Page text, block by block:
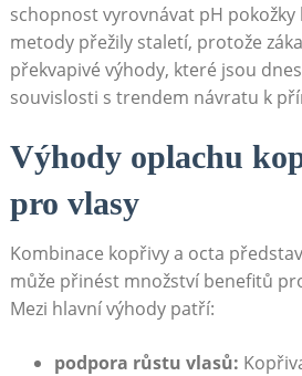
schopnost ⁣vyrovnávat pH‍
metody​ přežily staletí,⁤ protože⁤
překvapivé výhody, které ⁢jsou
⁣souvislosti s‍ trendem návratu k
Výhody​ oplachu
pro vlasy
Kombinace kopřivy​ a‍ octa
může přinést množství benefitů
Mezi hlavní výhody patří:
podpora růstu ‍vlasů: